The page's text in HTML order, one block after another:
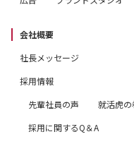
会社概要
社長メッセージ
採用情報
先輩社員の声
就活虎の
採用に関するQ＆A